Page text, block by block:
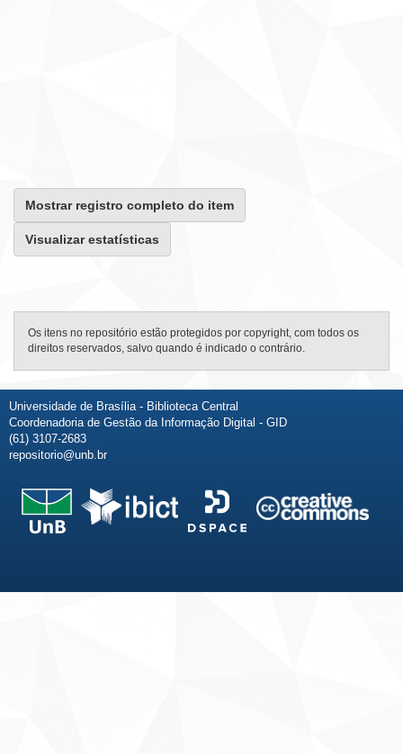
Mostrar registro completo do item
Visualizar estatísticas
Os itens no repositório estão protegidos por copyright, com todos os
direitos reservados, salvo quando é indicado o contrário.
Universidade de Brasília - Biblioteca Central
Coordenadoria de Gestão da Informação Digital - GID
(61) 3107-2683
repositorio@unb.br